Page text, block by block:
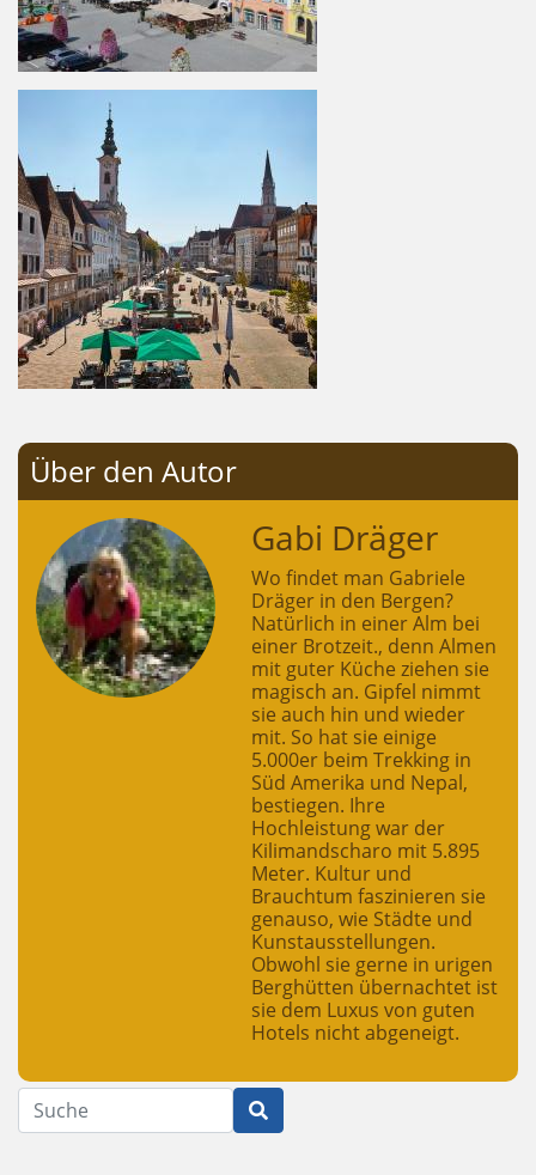
Über den Autor
Gabi Dräger
Wo findet man Gabriele
Dräger in den Bergen?
Natürlich in einer Alm bei
einer Brotzeit., denn Almen
mit guter Küche ziehen sie
magisch an. Gipfel nimmt
sie auch hin und wieder
mit. So hat sie einige
5.000er beim Trekking in
Süd Amerika und Nepal,
bestiegen. Ihre
Hochleistung war der
Kilimandscharo mit 5.895
Meter. Kultur und
Brauchtum faszinieren sie
genauso, wie Städte und
Kunstausstellungen.
Obwohl sie gerne in urigen
Berghütten übernachtet ist
sie dem Luxus von guten
Hotels nicht abgeneigt.
Suche